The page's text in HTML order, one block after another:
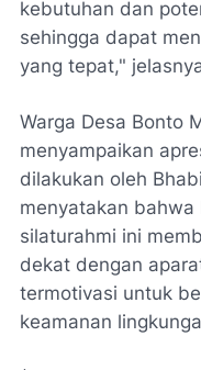
kebutuhan dan
sehingga dapat
yang tepat,"
Warga Desa Bonto
menyampaikan
dilakukan oleh
menyatakan
silaturahmi ini
dekat dengan
termotivasi untuk
keamanan